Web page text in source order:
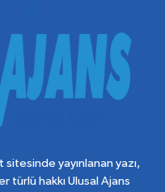
yayınlanan yazı,
türlü hakkı Ulusal Ajans